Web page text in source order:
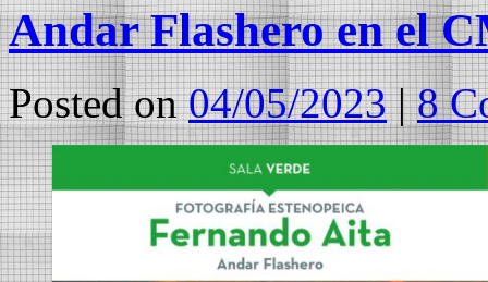
Andar Flashero en el
Posted on 04/05/2023 | 8